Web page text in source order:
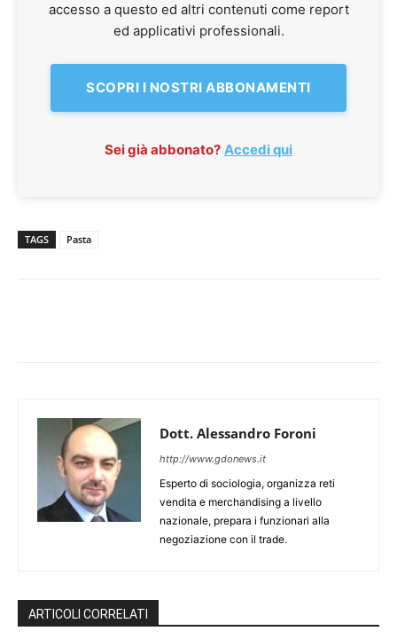
accesso a questo ed altri contenuti come report
ed applicativi professionali.
SCOPRI I NOSTRI ABBONAMENTI
Sei già abbonato? Accedi qui
TAGS Pasta
Dott. Alessandro Foroni
http://www.gdonews.it
Esperto di sociologia, organizza reti
vendita e merchandising a livello
nazionale, prepara i funzionari alla
negoziazione con il trade.
ARTICOLI CORRELATI